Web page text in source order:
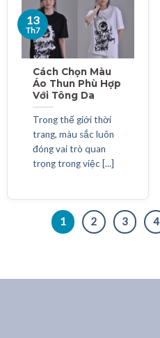
Cách Chọn Màu
Áo Thun Phù Hợp
Với Tông Da
Trong thế giới thời
trang, màu sắc luôn
đóng vai trò quan
trọng trong việc [...]
13
Th7
1 2 3 4